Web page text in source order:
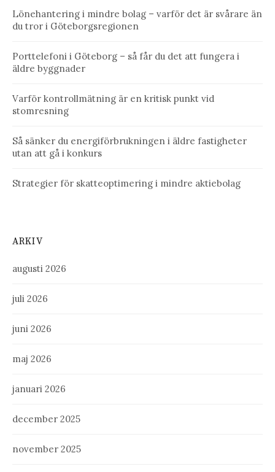
Lönehantering i mindre bolag – varför det är svårare än
du tror i Göteborgsregionen
Porttelefoni i Göteborg – så får du det att fungera i
äldre byggnader
Varför kontrollmätning är en kritisk punkt vid
stomresning
Så sänker du energiförbrukningen i äldre fastigheter
utan att gå i konkurs
Strategier för skatteoptimering i mindre aktiebolag
ARKIV
augusti 2026
juli 2026
juni 2026
maj 2026
januari 2026
december 2025
november 2025